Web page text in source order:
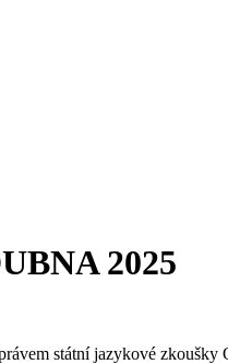
2025
státní jazykové